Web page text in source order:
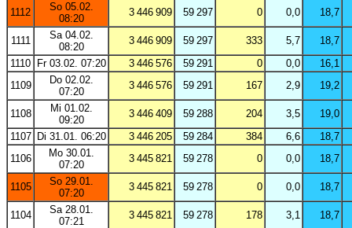
1112
So 05.02.
08:20
3 446 909 59 297 0 0,0 18,7
1111
Sa 04.02.
08:20
3 446 909 59 297 333 5,7
18,7
1110
Fr 03.02. 07:20 3 446 576 59 291 0 0,0
16,1
1109
Do 02.02.
07:20
3 446 576 59 291 167 2,9 19,2
1108
Mi 01.02.
09:20
3 446 409 59 288 204 3,5
19,0
1107
Di 31.01. 06:20 3 446 205 59 284 384 6,6
18,7
1106
Mo 30.01.
07:20
3 445 821 59 278 0 0,0 18,7
1105
So 29.01.
07:20
3 445 821 59 278 0 0,0 18,7
1104
Sa 28.01.
07:21
3 445 821 59 278 178 3,1
18,7